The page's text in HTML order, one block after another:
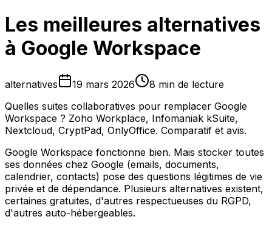
Les meilleures alternatives
à Google Workspace
alternatives 19 mars 2026
8 min de lecture
Quelles suites collaboratives pour remplacer Google
Workspace ? Zoho Workplace, Infomaniak kSuite,
Nextcloud, CryptPad, OnlyOffice. Comparatif et avis.
Google Workspace fonctionne bien. Mais stocker toutes
ses données chez Google (emails, documents,
calendrier, contacts) pose des questions légitimes de vie
privée et de dépendance. Plusieurs alternatives existent,
certaines gratuites, d'autres respectueuses du RGPD,
d'autres auto-hébergeables.